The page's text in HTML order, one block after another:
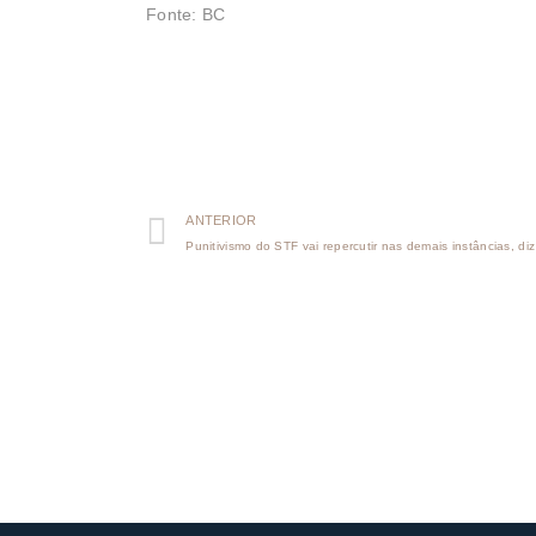
Fonte: BC
ANTERIOR
Punitivismo do STF vai repercutir nas demais instâncias,